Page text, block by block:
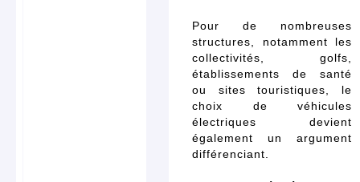
Pour de nombreuses
structures, notamment les
collectivités, golfs,
établissements de santé
ou sites touristiques, le
choix de véhicules
électriques devient
également un argument
différenciant.